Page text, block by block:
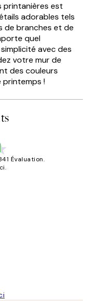
printanières est
adorables tels
de branches et de
quel
avec des
votre mur de
des couleurs
printemps !
Évaluation.